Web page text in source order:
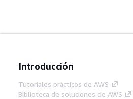
Introducción
Tutoriales prácticos de AWS
Biblioteca de soluciones de AWS